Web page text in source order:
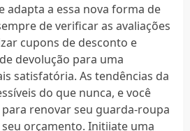
adapta a essa nova forma de
de verificar as avaliações
cupons de desconto e
devolução para uma
satisfatória. As tendências da
do que nunca, e você
renovar seu guarda-roupa
orçamento. Initiiate uma